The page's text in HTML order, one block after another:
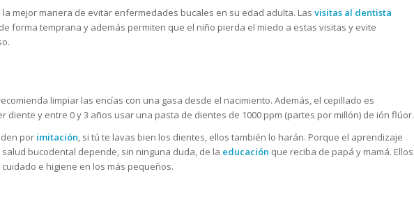
la mejor manera de evitar enfermedades bucales en su edad adulta. Las visitas al dentista
forma temprana y además permiten que el niño pierda el miedo a estas visitas y evite
limpiar las encías con una gasa desde el nacimiento. Además, el cepillado es
diente y entre 0 y 3 años usar una pasta de dientes de 1000 ppm (partes por millón) de ión flúor.
por imitación, si tú te lavas bien los dientes, ellos también lo harán. Porque el aprendizaje
bucodental depende, sin ninguna duda, de la educación que reciba de papá y mamá. Ellos
e higiene en los más pequeños.